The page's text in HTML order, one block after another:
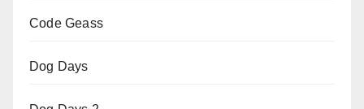
Code Geass
Dog Days